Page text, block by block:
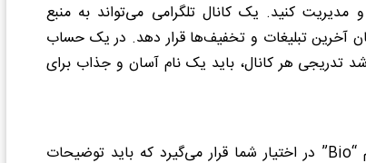
مدیریت کنید. یک کانال تلگرامی می‌تواند به منبع
آخرین تبلیغات و تخفیف‌ها قرار دهد. در یک حساب
اطمینان از رشد تدریجی هر کانال، باید یک نام آسان و جذاب برای
“
Bio” در اختیار شما قرار می‌گیرد که باید توضیحات